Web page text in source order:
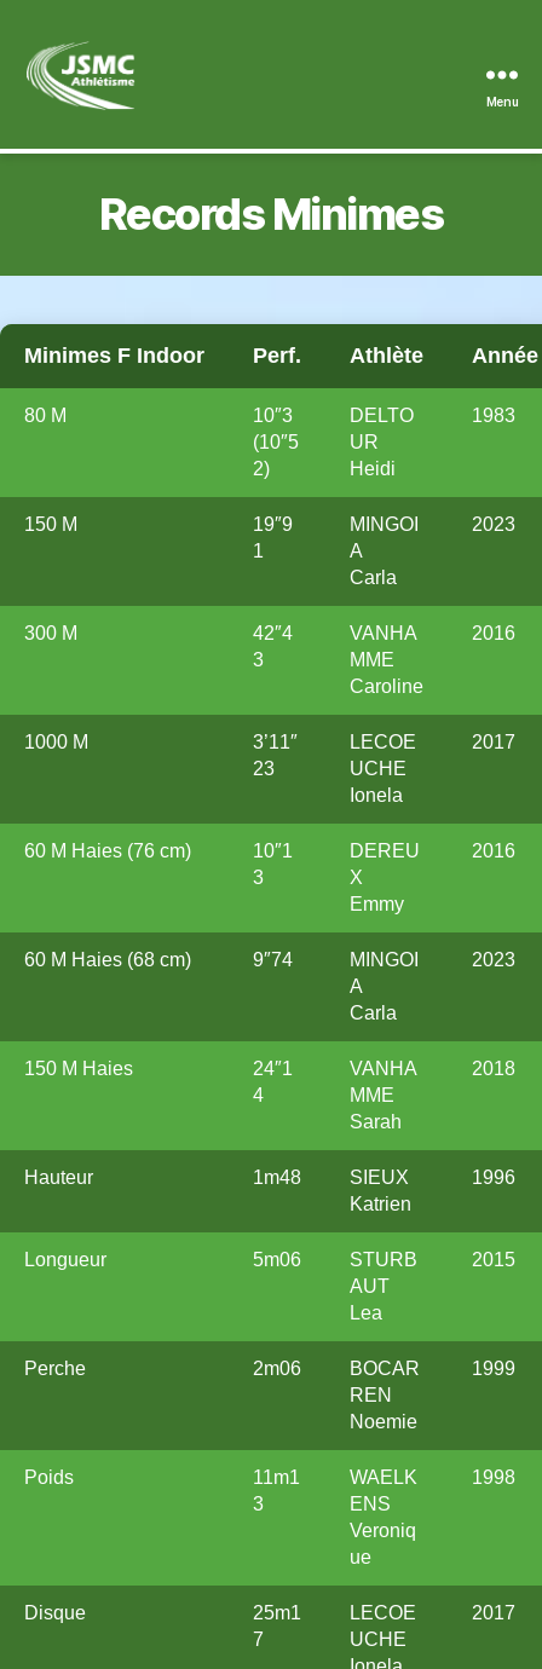
Menu
Records Minimes
Minimes F Indoor Perf. Athlète Année
80 M
10″3
(10″5
2)
DELTO
UR
Heidi
1983
150 M
19″9
1
MINGOI
A
Carla
2023
300 M
42″4
3
VANHA
MME
Caroline
2016
1000 M
3’11″
23
LECOE
UCHE
Ionela
2017
60 M Haies (76 cm)
10″1
3
DEREU
X
Emmy
2016
60 M Haies (68 cm) 9″74
MINGOI
A
Carla
2023
150 M Haies
24″1
4
VANHA
MME
Sarah
2018
Hauteur 1m48
SIEUX
Katrien
1996
Longueur 5m06
STURB
AUT
Lea
2015
Perche 2m06
BOCAR
REN
Noemie
1999
Poids
11m1
3
WAELK
ENS
Veroniq
ue
1998
Disque
25m1
7
LECOE
UCHE
2017